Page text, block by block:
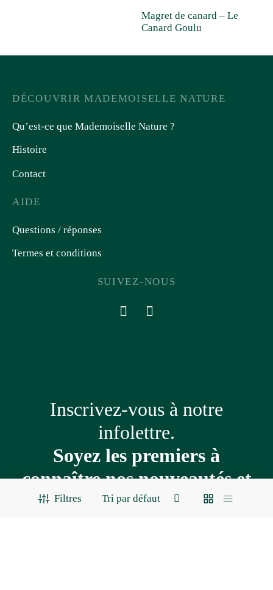
Filtres
Magret de canard – Le
Canard Goulu
DÉCOUVRIR MADEMOISELLE NATURE
Qu’est-ce que Mademoiselle Nature ?
Histoire
Contact
AIDE
Questions / réponses
Termes et conditions
SUIVEZ-NOUS
Inscrivez-vous à notre
infolettre.
Soyez les premiers à
connaître nos nouveautés et
nos promotions